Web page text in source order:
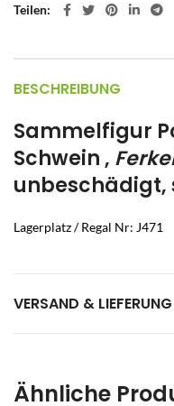
Teilen
BESCHREIBUNG
Sammelfigur
Schwein ,
unbeschädigt,
Lagerplatz / Regal Nr: J471
VERSAND & LIEFERUNG
Ähnliche